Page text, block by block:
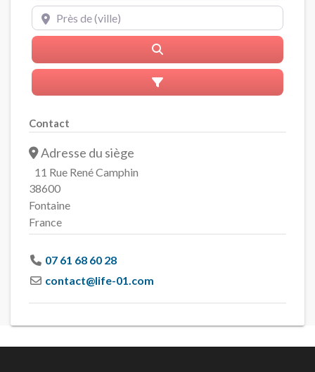
Près de (ville)
Advanced Filters
Contact
Adresse du siège
11 Rue René Camphin
38600
Fontaine
France
07 61 68 60 28
contact@life-01.com